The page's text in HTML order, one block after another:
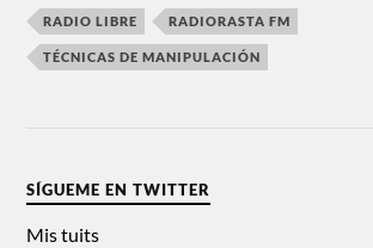
RADIO LIBRE RADIORASTA FM
TÉCNICAS DE MANIPULACIÓN
SÍGUEME EN TWITTER
Mis tuits